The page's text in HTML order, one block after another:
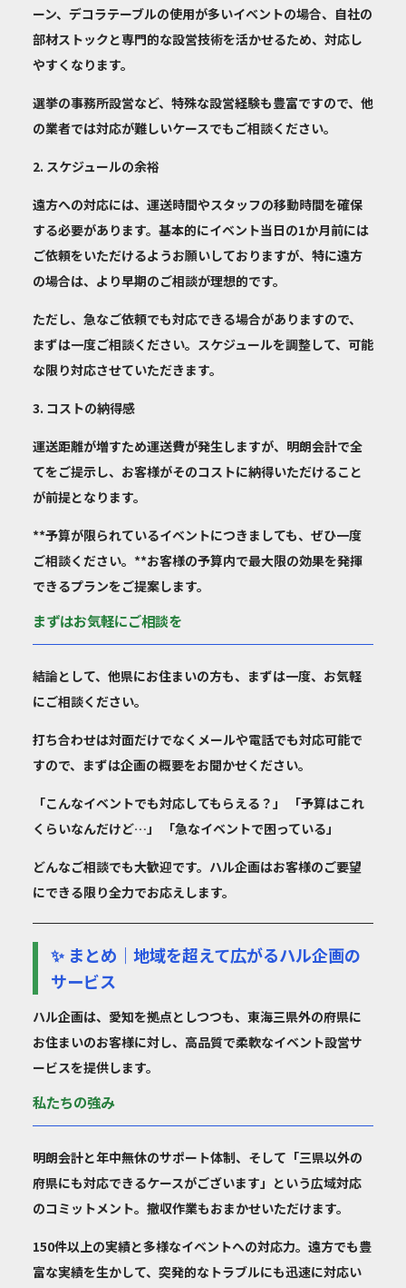
ーン、デコラテーブルの使用が多いイベントの場合、自社の
部材ストックと専門的な設営技術を活かせるため、対応し
やすくなります。
選挙の事務所設営など、特殊な設営経験も豊富ですので、他
の業者では対応が難しいケースでもご相談ください。
2. スケジュールの余裕
遠方への対応には、運送時間やスタッフの移動時間を確保
する必要があります。基本的にイベント当日の1か月前には
ご依頼をいただけるようお願いしておりますが、特に遠方
の場合は、より早期のご相談が理想的です。
ただし、急なご依頼でも対応できる場合がありますので、
まずは一度ご相談ください。スケジュールを調整して、可能
な限り対応させていただきます。
3. コストの納得感
運送距離が増すため運送費が発生しますが、明朗会計で全
てをご提示し、お客様がそのコストに納得いただけること
が前提となります。
**予算が限られているイベントにつきましても、ぜひ一度
ご相談ください。**お客様の予算内で最大限の効果を発揮
できるプランをご提案します。
まずはお気軽にご相談を
結論として、他県にお住まいの方も、まずは一度、お気軽
にご相談ください。
打ち合わせは対面だけでなく メールや電話でも対応可能で
すので、まずは企画の概要をお聞かせください。
「こんなイベントでも対応してもらえる？」 「予算はこれ
くらいなんだけど…」 「急なイベントで困っている」
どんなご相談でも大歓迎です。ハル企画はお客様のご要望
にできる限り全力でお応えします。
✨ まとめ｜地域を超えて広がるハル企画の
サービス
ハル企画は、 愛知を拠点としつつも、東海三県外の府県に
お住まいのお客様に対し、高品質で柔軟なイベント設営サ
ービスを提供します。
私たちの強み
明朗会計と年中無休のサポート体制、そして「三県以外の
府県にも対応できるケースがございます」という広域対応
のコミットメント。 撤収作業もおまかせいただけます。
150件以上の実績と多様なイベントへの対応力。遠方でも豊
富な実績を生かして、突発的なトラブルにも迅速に対応い